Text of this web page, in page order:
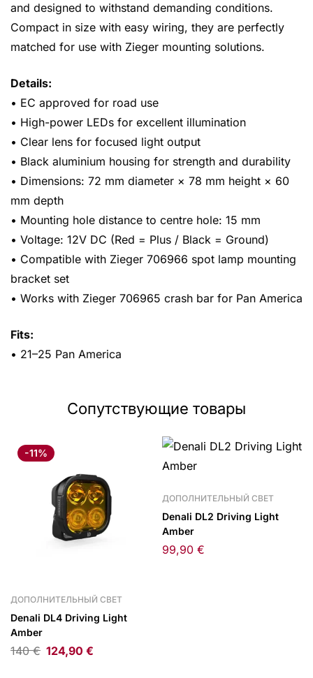
and designed to withstand demanding conditions.
Compact in size with easy wiring, they are perfectly
matched for use with Zieger mounting solutions.
Details:
• EC approved for road use
• High-power LEDs for excellent illumination
• Clear lens for focused light output
• Black aluminium housing for strength and durability
• Dimensions: 72 mm diameter × 78 mm height × 60
mm depth
• Mounting hole distance to centre hole: 15 mm
• Voltage: 12V DC (Red = Plus / Black = Ground)
• Compatible with Zieger 706966 spot lamp mounting
bracket set
• Works with Zieger 706965 crash bar for Pan America
Fits:
• 21–25 Pan America
Сопутствующие товары
-11%
ДОПОЛНИТЕЛЬНЫЙ СВЕТ
Denali DL4 Driving Light
Amber
140€ 124,90 €
ДОПОЛНИТЕЛЬНЫЙ СВЕТ
Denali DL2 Driving Light
Amber
99,90 €